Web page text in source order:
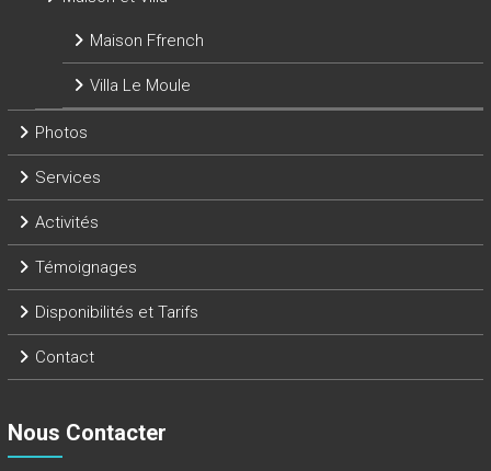
Maison Ffrench
Villa Le Moule
Photos
Services
Activités
Témoignages
Disponibilités et Tarifs
Contact
Nous Contacter